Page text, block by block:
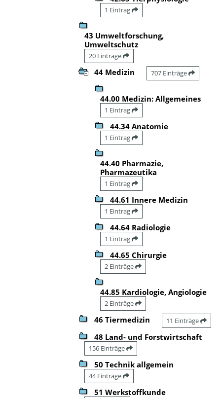
1 Eintrag
43 Umweltforschung,
Umweltschutz
20 Einträge
44 Medizin 707 Einträge
44.00 Medizin: Allgemeines
1 Eintrag
44.34 Anatomie
1 Eintrag
44.40 Pharmazie,
Pharmazeutika
1 Eintrag
44.61 Innere Medizin
1 Eintrag
44.64 Radiologie
1 Eintrag
44.65 Chirurgie
2 Einträge
44.85 Kardiologie, Angiologie
2 Einträge
46 Tiermedizin 11 Einträge
48 Land- und Forstwirtschaft
156 Einträge
50 Technik allgemein
44 Einträge
51 Werkstoffkunde